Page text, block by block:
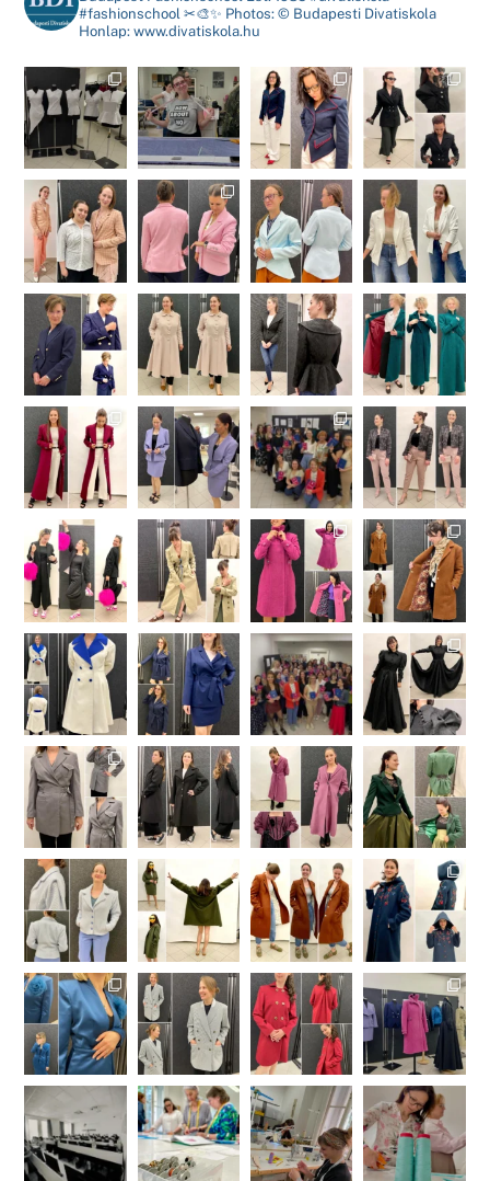
#fashionschool✂🎨✨ Photos: ©️ Budapesti Divatiskola
Honlap: www.divatiskola.hu